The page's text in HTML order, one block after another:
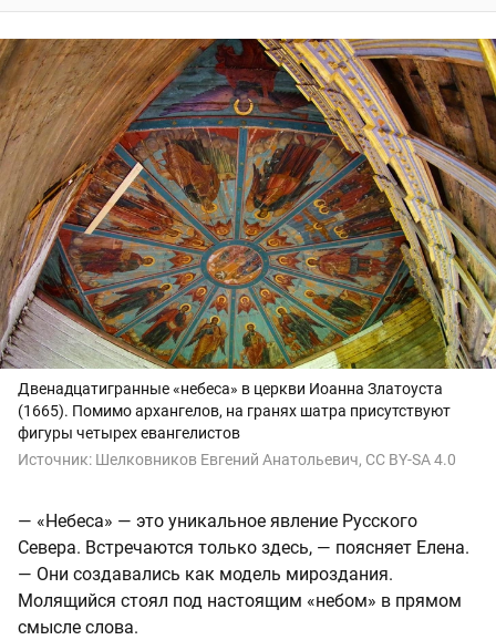
Двенадцатигранные «небеса» в церкви Иоанна Златоуста
(1665). Помимо архангелов, на гранях шатра присутствуют
фигуры четырех евангелистов
Источник: Шелковников Евгений Анатольевич, CC BY-SA 4.0
— «Небеса» — это уникальное явление Русского
Севера. Встречаются только здесь, — поясняет Елена.
— Они создавались как модель мироздания.
Молящийся стоял под настоящим «небом» в прямом
смысле слова.